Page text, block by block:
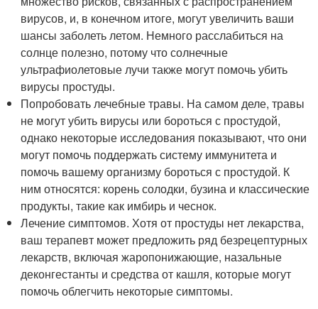
вирусов, и, в конечном итоге, могут увеличить ваши
шансы заболеть летом. Немного расслабиться на
солнце полезно, потому что солнечные
ультрафиолетовые лучи также могут помочь убить
вирусы простуды.
Попробовать лечебные травы. На самом деле, травы
не могут убить вирусы или бороться с простудой,
однако некоторые исследования показывают, что они
могут помочь поддержать систему иммунитета и
помочь вашему организму бороться с простудой. К
ним относятся: корень солодки, бузина и классические
продукты, такие как имбирь и чеснок.
Лечение симптомов. Хотя от простуды нет лекарства,
ваш терапевт может предложить ряд безрецептурных
лекарств, включая жаропонижающие, назальные
деконгестанты и средства от кашля, которые могут
помочь облегчить некоторые симптомы.